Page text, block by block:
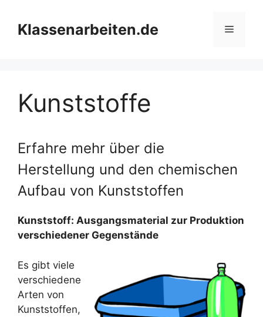
Inhalt
springenKlassenarbeiten.de Menü
Kunststoffe
Erfahre mehr über die
Herstellung und den chemischen
Aufbau von Kunststoffen
Kunststoff: Ausgangsmaterial zur Produktion
verschiedener Gegenstände
Es gibt viele
verschiedene
Arten von
Kunststoffen,